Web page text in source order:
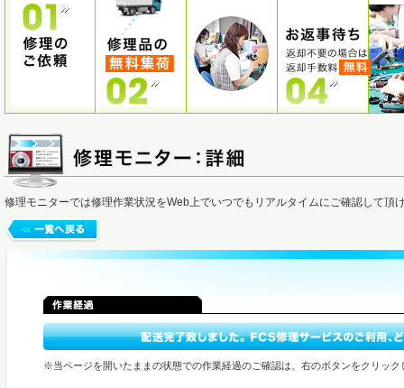
修理モニターでは修理作業状況をWeb上でいつでもリアルタイムにご確認して頂
※当ページを開いたままの状態での作業経過のご確認は、右のボタンをクリック